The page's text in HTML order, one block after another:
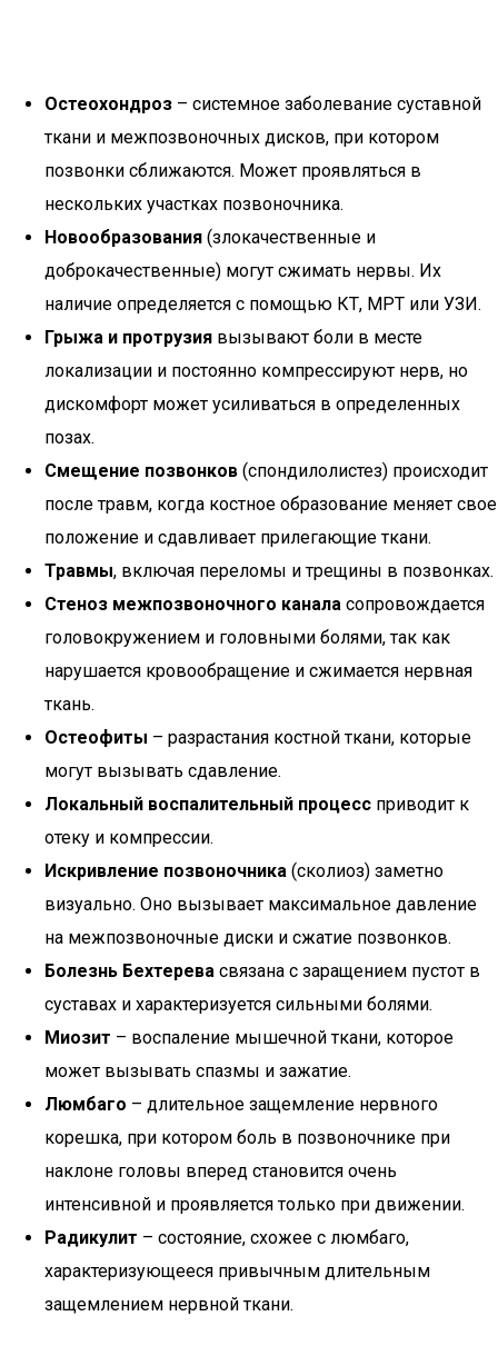
Остеохондроз – системное заболевание суставной
ткани и межпозвоночных дисков, при котором
позвонки сближаются. Может проявляться в
нескольких участках позвоночника.
Новообразования (злокачественные и
доброкачественные) могут сжимать нервы. Их
наличие определяется с помощью КТ, МРТ или УЗИ.
Грыжа и протрузия вызывают боли в месте
локализации и постоянно компрессируют нерв, но
дискомфорт может усиливаться в определенных
позах.
Смещение позвонков (спондилолистез) происходит
после травм, когда костное образование меняет свое
положение и сдавливает прилегающие ткани.
Травмы, включая переломы и трещины в позвонках.
Стеноз межпозвоночного канала сопровождается
головокружением и головными болями, так как
нарушается кровообращение и сжимается нервная
ткань.
Остеофиты – разрастания костной ткани, которые
могут вызывать сдавление.
Локальный воспалительный процесс приводит к
отеку и компрессии.
Искривление позвоночника (сколиоз) заметно
визуально. Оно вызывает максимальное давление
на межпозвоночные диски и сжатие позвонков.
Болезнь Бехтерева связана с заращением пустот в
суставах и характеризуется сильными болями.
Миозит – воспаление мышечной ткани, которое
может вызывать спазмы и зажатие.
Люмбаго – длительное защемление нервного
корешка, при котором боль в позвоночнике при
наклоне головы вперед становится очень
интенсивной и проявляется только при движении.
Радикулит – состояние, схожее с люмбаго,
характеризующееся привычным длительным
защемлением нервной ткани.